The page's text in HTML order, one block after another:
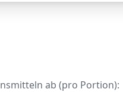
ab (pro Portion):